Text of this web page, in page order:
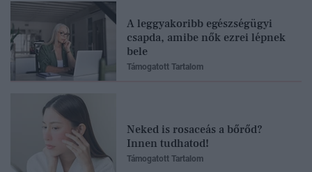
A leggyakoribb egészségügyi
csapda, amibe nők ezrei lépnek
bele
Támogatott Tartalom
Neked is rosaceás a bőrőd?
Innen tudhatod!
Támogatott Tartalom